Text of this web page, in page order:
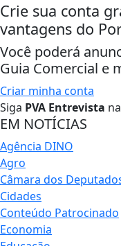
Crie sua conta
vantagens do
Você poderá
Guia Comercial e
Criar minha conta
Siga PVA Entrevista
EM NOTÍCIAS
Agência DINO
Agro
Câmara dos
Cidades
Conteúdo Patrocinado
Economia